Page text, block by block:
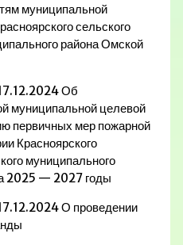
муниципальной
сельского
района Омской
Об
муниципальной целевой
первичных мер пожарной
Красноярского
муниципального
2025 — 2027 годы
О проведении